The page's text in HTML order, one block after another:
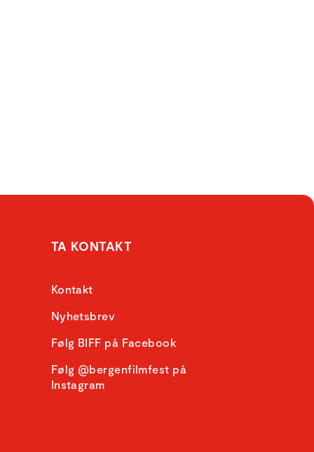
TA KONTAKT
Kontakt
Nyhetsbrev
Følg BIFF på Facebook
Følg @bergenfilmfest på
Instagram